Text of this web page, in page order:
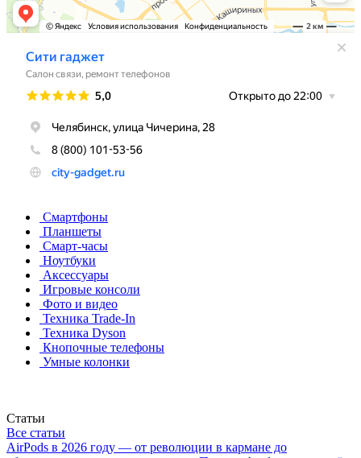
Смартфоны
Планшеты
Смарт-часы
Ноутбуки
Аксессуары
Игровые консоли
Фото и видео
Техника Trade-In
Техника Dyson
Кнопочные телефоны
Умные колонки
Статьи
Все статьи
AirPods в 2026 году — от революции в кармане до